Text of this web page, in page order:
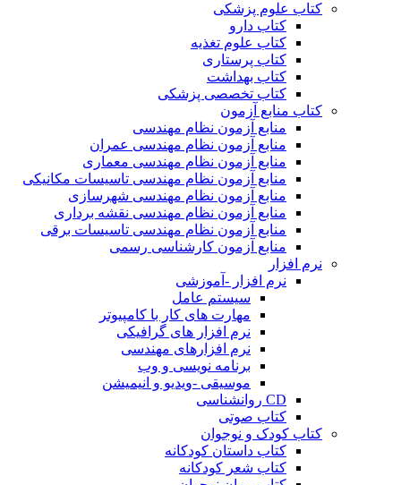
کتاب علوم پزشکی
کتاب دارو
کتاب علوم تغذیه
کتاب پرستاری
کتاب بهداشت
کتاب تخصصی پزشکی
کتاب منابع آزمون
منابع آزمون نظام مهندسی
منابع آزمون نظام مهندسی عمران
منابع آزمون نظام مهندسی معماری
منابع آزمون نظام مهندسی تاسیسات مکانیکی
منابع آزمون نظام مهندسی شهرسازی
منابع آزمون نظام مهندسی نقشه برداری
منابع آزمون نظام مهندسی تاسیسات برقی
منابع آزمون کارشناسی رسمی
نرم افزار
نرم افزار -آموزشی
سیستم عامل
مهارت های کار با کامپیوتر
نرم افزار های گرافیکی
نرم افزارهای مهندسی
برنامه نویسی و وب
موسیقی -ویدیو و انیمیشن
CD روانشناسی
کتاب صوتی
کتاب کودک و نوجوان
کتاب داستان کودکانه
کتاب شعر کودکانه